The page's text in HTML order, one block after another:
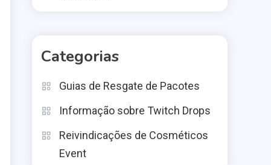
Categorias
Guias de Resgate de Pacotes
Informação sobre Twitch Drops
Reivindicações de Cosméticos
Event